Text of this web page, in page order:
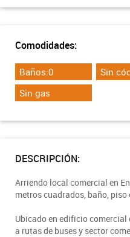
Comodidades:
Baños:0
Sin
Sin gas
DESCRIPCIÓN:
Arriendo local comercial en
metros cuadrados, baño, piso
Ubicado en edificio
a rutas de buses y sector